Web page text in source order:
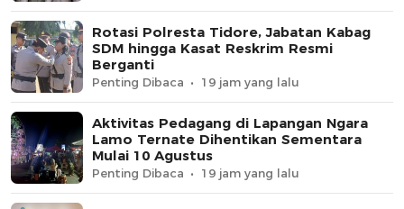
Rotasi Polresta Tidore, Jabatan Kabag
SDM hingga Kasat Reskrim Resmi
Berganti
Penting Dibaca 19 jam yang lalu
Aktivitas Pedagang di Lapangan Ngara
Lamo Ternate Dihentikan Sementara
Mulai 10 Agustus
Penting Dibaca 19 jam yang lalu